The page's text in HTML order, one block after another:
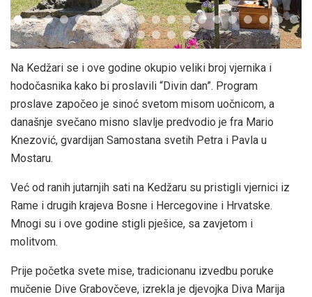
Na Kedžari se i ove godine okupio veliki broj vjernika i
hodočasnika kako bi proslavili “Divin dan”. Program
proslave započeo je sinoć svetom misom uočnicom, a
današnje svečano misno slavlje predvodio je fra Mario
Knezović, gvardijan Samostana svetih Petra i Pavla u
Mostaru.
Već od ranih jutarnjih sati na Kedžaru su pristigli vjernici iz
Rame i drugih krajeva Bosne i Hercegovine i Hrvatske.
Mnogi su i ove godine stigli pješice, sa zavjetom i
molitvom.
Prije početka svete mise, tradicionanu izvedbu poruke
mučenie Dive Grabovčeve, izrekla je djevojka Diva Marija